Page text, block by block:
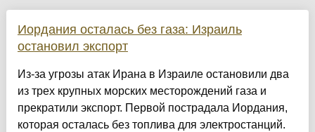
Иордания осталась без газа: Израиль
остановил экспорт
Из-за угрозы атак Ирана в Израиле остановили два
из трех крупных морских месторождений газа и
прекратили экспорт. Первой пострадала Иордания,
которая осталась без топлива для электростанций.